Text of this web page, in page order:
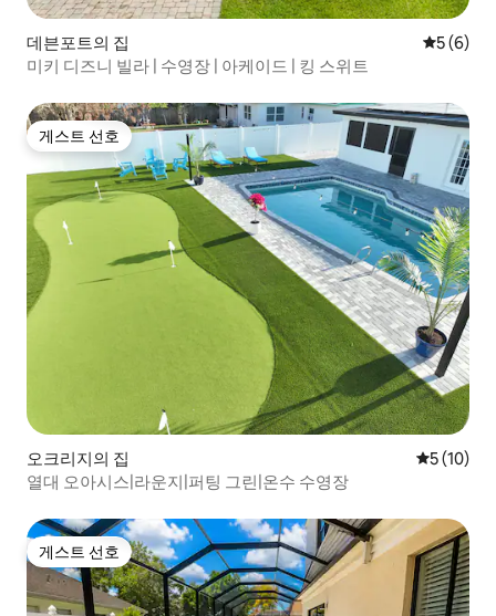
데븐포트의 집 평점 5점
5 (6)
미키 디즈니 빌라 | 수영장 | 아케이드 | 킹 스위트
게스트 선호
게스트 선호
오크리지의 집 평점 5점
5 (10)
열대 오아시스|라운지|퍼팅 그린|온수 수영장
게스트 선호
게스트 선호